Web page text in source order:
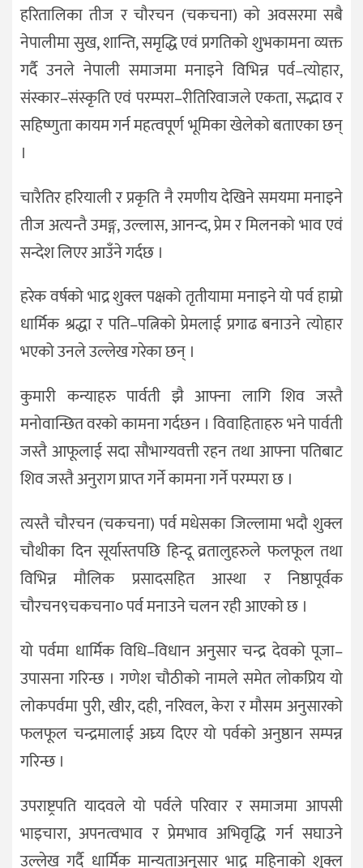
हरितालिका तीज र चौरचन (चकचना) को अवसरमा सबै
नेपालीमा सुख, शान्ति, समृद्धि एवं प्रगतिको शुभकामना व्यक्त
गर्दै उनले नेपाली समाजमा मनाइने विभिन्न पर्व–त्योहार,
संस्कार–संस्कृति एवं परम्परा–रीतिरिवाजले एकता, सद्भाव र
सहिष्णुता कायम गर्न महत्वपूर्ण भूमिका खेलेको बताएका छन्
।
चारैतिर हरियाली र प्रकृति नै रमणीय देखिने समयमा मनाइने
तीज अत्यन्तै उमङ्ग, उल्लास, आनन्द, प्रेम र मिलनको भाव एवं
सन्देश लिएर आउँने गर्दछ ।
हरेक वर्षको भाद्र शुक्ल पक्षको तृतीयामा मनाइने यो पर्व हाम्रो
धार्मिक श्रद्धा र पति–पत्निको प्रेमलाई प्रगाढ बनाउने त्योहार
भएको उनले उल्लेख गरेका छन् ।
कुमारी कन्याहरु पार्वती झै आफ्ना लागि शिव जस्तै
मनोवान्छित वरको कामना गर्दछन । विवाहिताहरु भने पार्वती
जस्तै आफूलाई सदा सौभाग्यवत्ती रहन तथा आफ्ना पतिबाट
शिव जस्तै अनुराग प्राप्त गर्ने कामना गर्ने परम्परा छ ।
त्यस्तै चौरचन (चकचना) पर्व मधेसका जिल्लामा भदौ शुक्ल
चौथीका दिन सूर्यास्तपछि हिन्दू व्रतालुहरुले फलफूल तथा
विभिन्न मौलिक प्रसादसहित आस्था र निष्ठापूर्वक
चौरचन९चकचना० पर्व मनाउने चलन रही आएको छ ।
यो पर्वमा धार्मिक विधि–विधान अनुसार चन्द्र देवको पूजा–
उपासना गरिन्छ । गणेश चौठीको नामले समेत लोकप्रिय यो
लोकपर्वमा पुरी, खीर, दही, नरिवल, केरा र मौसम अनुसारको
फलफूल चन्द्रमालाई अघ्र्य दिएर यो पर्वको अनुष्ठान सम्पन्न
गरिन्छ ।
उपराष्ट्रपति यादवले यो पर्वले परिवार र समाजमा आपसी
भाइचारा, अपनत्वभाव र प्रेमभाव अभिवृद्धि गर्न सघाउने
उल्लेख गर्दै धार्मिक मान्यताअनुसार भाद्र महिनाको शुक्ल